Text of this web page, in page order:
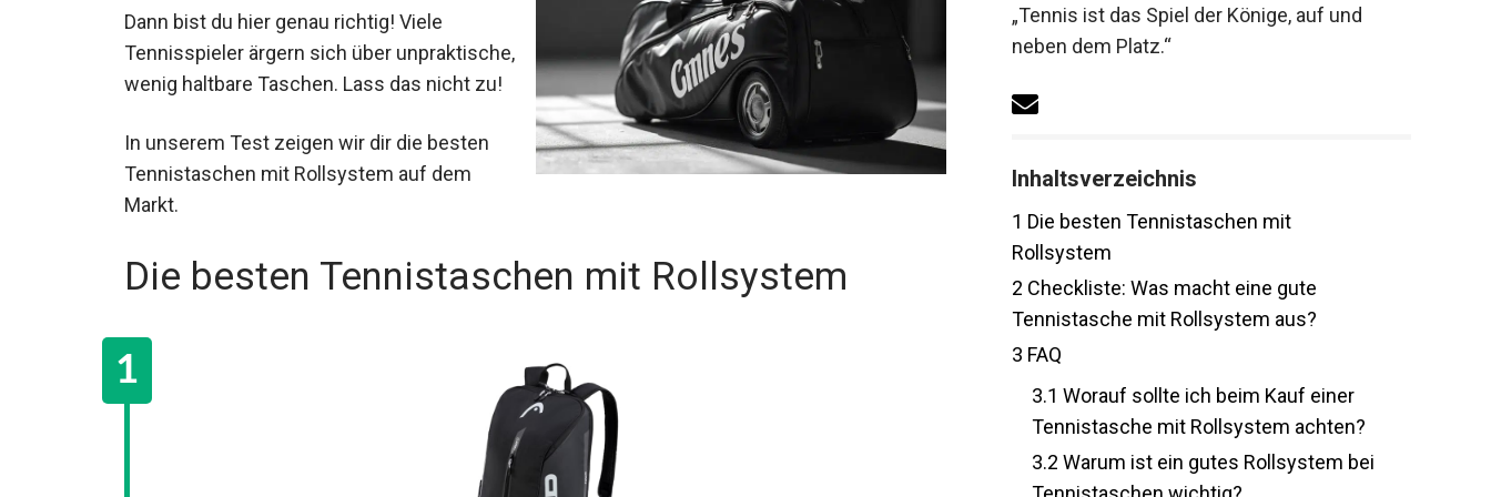
Dann bist du hier genau richtig! Viele
Tennisspieler ärgern sich über
unpraktische, wenig haltbare Taschen. Lass
In unserem Test zeigen wir dir die besten
Tennistaschen mit Rollsystem auf dem Markt.
Die besten Tennistaschen mit Rollsystem
Motto: „Tennis ist das Spiel der Könige, auf
und neben dem Platz.“
Inhaltsverzeichnis
Die besten Tennistaschen mit
Rollsystem
Checkliste: Was macht eine gute
Tennistasche mit Rollsystem aus?
FAQ
3.1Worauf sollte ich beim Kauf einer
Tennistasche mit Rollsystem achten?
3.2Warum ist ein gutes Rollsystem bei